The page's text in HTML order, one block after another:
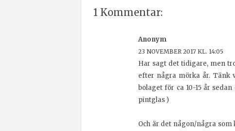
1 Kommentar:
Anonym
23 NOVEMBER 2017 KL. 14:05
Har sagt det tidigare, men
efter några mörka år. Tänk
bolaget för ca 10-15 år
pintglas )
Och är det någon/några